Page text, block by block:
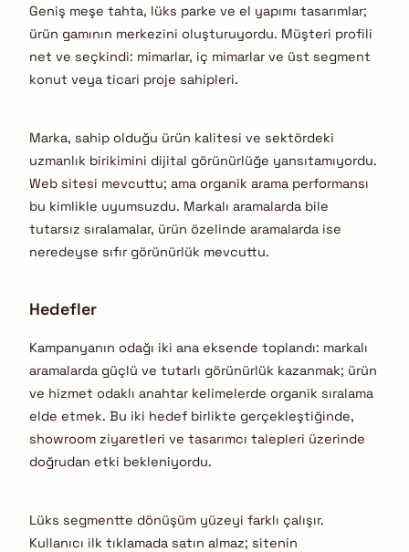
Geniş meşe tahta, lüks parke ve el yapımı tasarımlar;
ürün gamının merkezini oluşturuyordu. Müşteri profili
net ve seçkindi: mimarlar, iç mimarlar ve üst segment
konut veya ticari proje sahipleri.
Marka, sahip olduğu ürün kalitesi ve sektördeki
uzmanlık birikimini dijital görünürlüğe yansıtamıyordu.
Web sitesi mevcuttu; ama organik arama performansı
bu kimlikle uyumsuzdu. Markalı aramalarda bile
tutarsız sıralamalar, ürün özelinde aramalarda ise
neredeyse sıfır görünürlük mevcuttu.
Hedefler
Kampanyanın odağı iki ana eksende toplandı: markalı
aramalarda güçlü ve tutarlı görünürlük kazanmak; ürün
ve hizmet odaklı anahtar kelimelerde organik sıralama
elde etmek. Bu iki hedef birlikte gerçekleştiğinde,
showroom ziyaretleri ve tasarımcı talepleri üzerinde
doğrudan etki bekleniyordu.
Lüks segmentte dönüşüm yüzeyi farklı çalışır.
Kullanıcı ilk tıklamada satın almaz; sitenin